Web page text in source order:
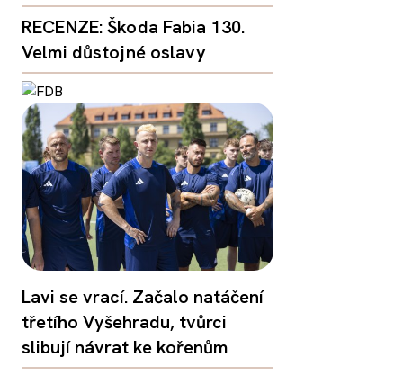
RECENZE: Škoda Fabia 130.
Velmi důstojné oslavy
Lavi se vrací. Začalo natáčení
třetího Vyšehradu, tvůrci
slibují návrat ke kořenům